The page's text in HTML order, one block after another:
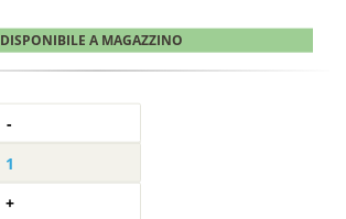
DISPONIBILE A MAGAZZINO